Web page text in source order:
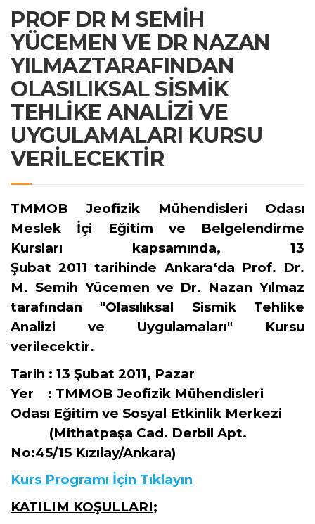
PROF DR M SEMİH
YÜCEMEN VE DR NAZAN
YILMAZTARAFINDAN
OLASILIKSAL SİSMİK
TEHLİKE ANALİZİ VE
UYGULAMALARI KURSU
VERİLECEKTİR
TMMOB Jeofizik Mühendisleri Odası
Meslek İçi Eğitim ve Belgelendirme
Kursları kapsamında, 13
Şubat 2011 tarihinde Ankara‘da Prof. Dr.
M. Semih Yücemen ve Dr. Nazan Yılmaz
tarafından "Olasılıksal Sismik Tehlike
Analizi ve Uygulamaları" Kursu
verilecektir.
Tarih : 13 Şubat 2011, Pazar
Yer : TMMOB Jeofizik Mühendisleri
Odası Eğitim ve Sosyal Etkinlik Merkezi
(Mithatpaşa Cad. Derbil Apt.
No:45/15 Kızılay/Ankara)
Kurs Programı İçin Tıklayın
KATILIM KOŞULLARI;